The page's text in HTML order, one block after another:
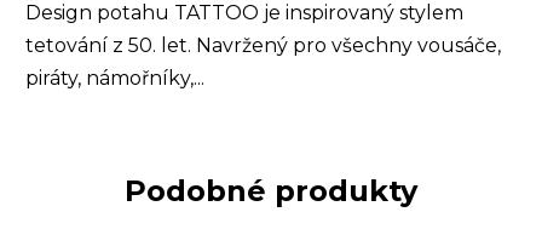
Design potahu TATTOO je inspirovaný stylem
tetování z 50. let. Navržený pro všechny vousáče,
piráty, námořníky,...
Podobné produkty